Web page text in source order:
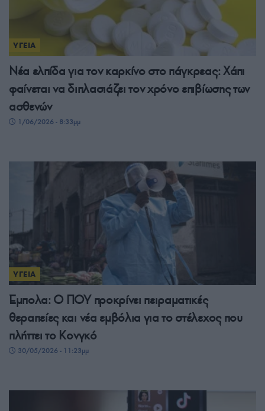
ΥΓΕΙΑ
Νέα ελπίδα για τον καρκίνο στο πάγκρεας: Χάπι
φαίνεται να διπλασιάζει τον χρόνο επιβίωσης των
ασθενών
1/06/2026 - 8:33μμ
ΥΓΕΙΑ
Έμπολα: Ο ΠΟΥ προκρίνει πειραματικές
θεραπείες και νέα εμβόλια για το στέλεχος που
πλήττει το Κονγκό
30/05/2026 - 11:23μμ